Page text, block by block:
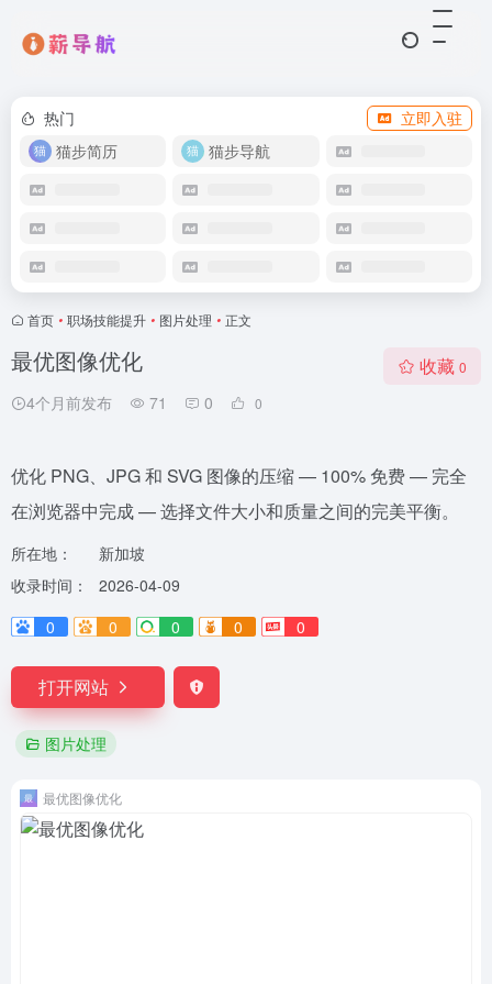
热门
立即入驻
猫步简历
猫步导航
首页 • 职场技能提升​ • 图片处理 • 正文
最优图像优化
4个月前发布 71 0 0
收藏 0
优化 PNG、JPG 和 SVG 图像的压缩 — 100% 免费 — 完全
在浏览器中完成 — 选择文件大小和质量之间的完美平衡。
所在地：
新加坡
收录时间：
2026-04-09
0
0 0 0 0
打开网站
图片处理
最优图像优化